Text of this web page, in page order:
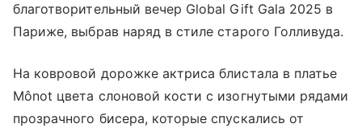
благотворительный вечер Global Gift Gala 2025 в
Париже, выбрав наряд в стиле старого Голливуда.
На ковровой дорожке актриса блистала в платье
Mônot цвета слоновой кости с изогнутыми рядами
прозрачного бисера, которые спускались от